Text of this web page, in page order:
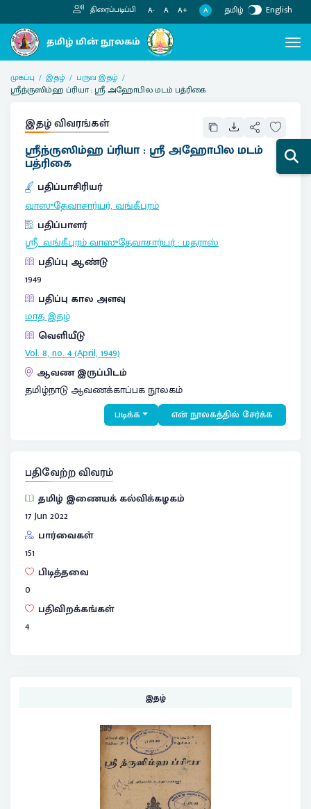
திரைப்படிப்பி A- A A+ A தமிழ் English
முகப்பு இதழ்
பருவ இதழ்
ஸ்ரீந்ருஸிம்ஹ ப்ரியா : ஸ்ரீ அஹோபில மடம் பத்ரிகை
இதழ் விவரங்கள்
ஸ்ரீந்ருஸிம்ஹ ப்ரியா : ஸ்ரீ அஹோபில மடம்
பத்ரிகை
பதிப்பாசிரியர்
வாஸுதேவாசார்யர், வங்கீபுரம்
பதிப்பாளர்
ஸ்ரீ. வங்கீபுரம் வாஸுதேவாசார்யர்:மதராஸ்
பதிப்பு ஆண்டு
1949
பதிப்பு கால அளவு
மாத இதழ்
வெளியீடு
Vol. 8, no. 4 (April, 1949)
ஆவண இருப்பிடம்
தமிழ்நாடு ஆவணக்காப்பக நூலகம்
படிக்க என் நூலகத்தில் சேர்க்க
பதிவேற்ற விவரம்
தமிழ் இணையக் கல்விக்கழகம்
17 Jun 2022
பார்வைகள்
151
பிடித்தவை
0
பதிவிறக்கங்கள்
4
இதழ்